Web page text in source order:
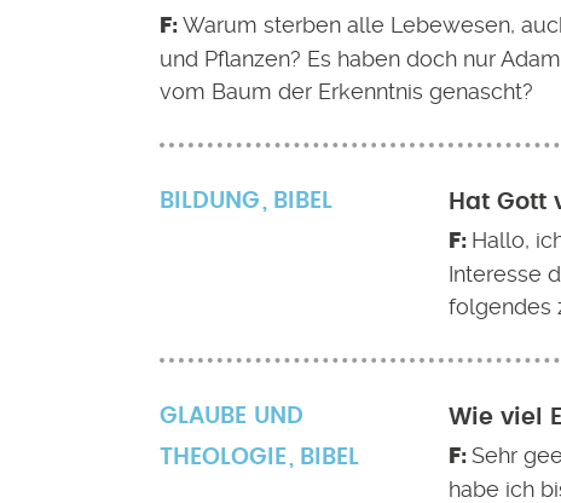
Warum sterben alle Lebewesen,
und Pflanzen? Es haben doch nur
vom Baum der Erkenntnis genascht?
BILDUNG BIBEL Hat Gott
Hallo,
Interesse
folgendes
GLAUBE UND
THEOLOGIE
BIBEL
Wie viel
Sehr
habe ich